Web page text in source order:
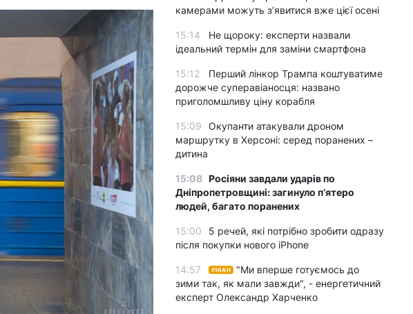
камерами можуть з’явитися вже цієї осені
15:14
Не щороку: експерти назвали
ідеальний термін для заміни смартфона
15:12
Перший лінкор Трампа коштуватиме
дорожче суперавіаносця: названо
приголомшливу ціну корабля
15:09
Окупанти атакували дроном
маршрутку в Херсоні: серед поранених –
дитина
15:08 Росіяни завдали ударів по
Дніпропетровщині: загинуло пʼятеро
людей, багато поранених
15:00
5 речей, які потрібно зробити одразу
після покупки нового iPhone
14:57 УНІАН
"Ми вперше готуємось до
зими так, як мали завжди", - енергетичний
експерт Олександр Харченко